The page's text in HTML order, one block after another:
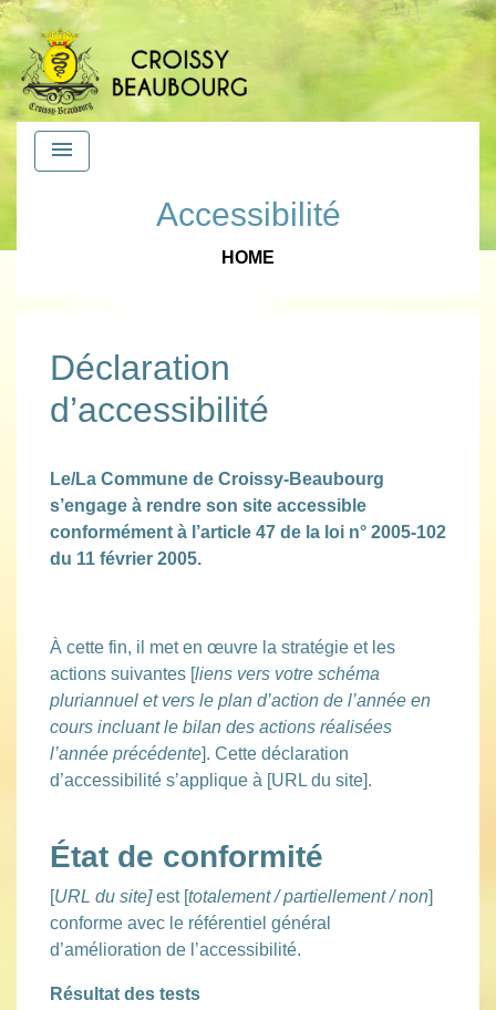
menu
Accessibilité
HOME
Déclaration
d’accessibilité
Le/La Commune de Croissy-Beaubourg
s’engage à rendre son site accessible
conformément à l’article 47 de la loi n° 2005-102
du 11 février 2005.
À cette fin, il met en œuvre la stratégie et les
actions suivantes [liens vers votre schéma
pluriannuel et vers le plan d’action de l’année en
cours incluant le bilan des actions réalisées
l’année précédente]. Cette déclaration
d’accessibilité s’applique à [URL du site].
État de conformité
[URL du site]est [totalement / partiellement / non]
conforme avec le référentiel général
d’amélioration de l’accessibilité.
Résultat des tests